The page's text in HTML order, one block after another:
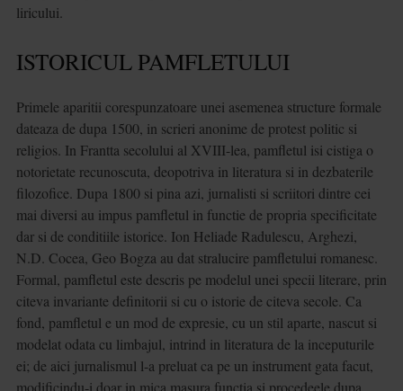
liricului.
ISTORICUL PAMFLETULUI
Primele aparitii corespunzatoare unei asemenea structure formale
dateaza de dupa 1500, in scrieri anonime de protest politic si
religios. In Frantta secolului al XVIII-lea, pamfletul isi cistiga o
notorietate recunoscuta, deopotriva in literatura si in dezbaterile
filozofice. Dupa 1800 si pina azi, jurnalisti si scriitori dintre cei
mai diversi au impus pamfletul in functie de propria specificitate
dar si de conditiile istorice. Ion Heliade Radulescu, Arghezi,
N.D. Cocea, Geo Bogza au dat stralucire pamfletului romanesc.
Formal, pamfletul este descris pe modelul unei specii literare, prin
citeva invariante definitorii si cu o istorie de citeva secole. Ca
fond, pamfletul e un mod de expresie, cu un stil aparte, nascut si
modelat odata cu limbajul, intrind in literatura de la inceputurile
ei; de aici jurnalismul l-a preluat ca pe un instrument gata facut,
modificindu-i doar in mica masura functia si procedeele dupa